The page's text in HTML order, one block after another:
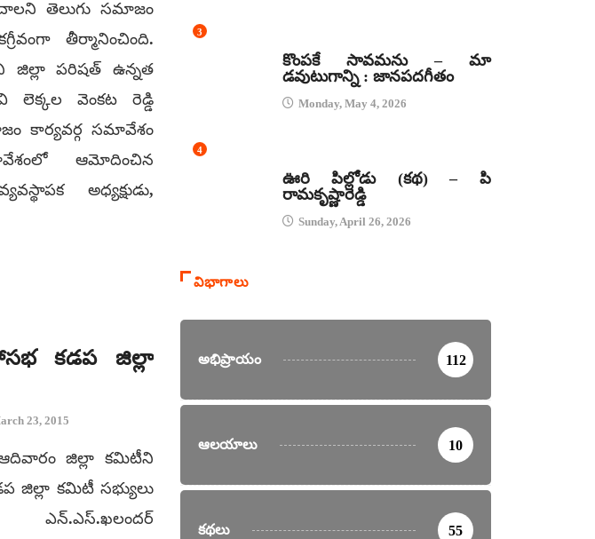
తెలుగు సమాజం
తీర్మానించింది.
జిల్లా పరిషత్ ఉన్నత
లెక్కల వెంకట రెడ్డి
కార్యవర్గ సమావేశం
ఆమోదించిన
అధ్యక్షుడు,
కడప జిల్లా
23, 2015
జిల్లా కమిటీని
జిల్లా కమిటీ సభ్యులు
ఎన్.ఎస్.ఖలందర్
3
కొంపకే సావమను – మా
డవుటుగాన్ని : జానపదగీతం
Monday, May 4, 2026
4
ఊరి పిల్లోడు (కథ) – పి
రామకృష్ణారెడ్డి
Sunday, April 26, 2026
విభాగాలు
అభిప్రాయం 112
ఆలయాలు 10
కథలు 55